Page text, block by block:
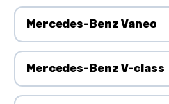
Mercedes-Benz Vaneo
Mercedes-Benz V-class